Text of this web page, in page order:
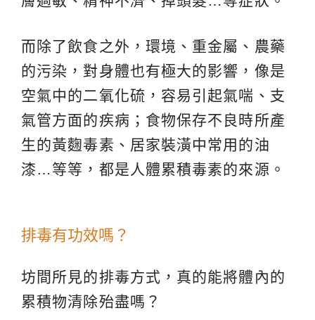
而除了飲食之外，環境、重金屬、農藥
的污染，對身體也有極大的影響，像是
空氣中的二氧化硫，容易引起氣喘、支
氣管方面的疾病；食物保存不良時所產
生的黃麴毒素、居家裝潢中常用的油
漆…等等，都是人體累積毒素的來源。
排毒有功效嗎？
坊間所見的排毒方式，真的能將體內的
累積物清除殆盡嗎？